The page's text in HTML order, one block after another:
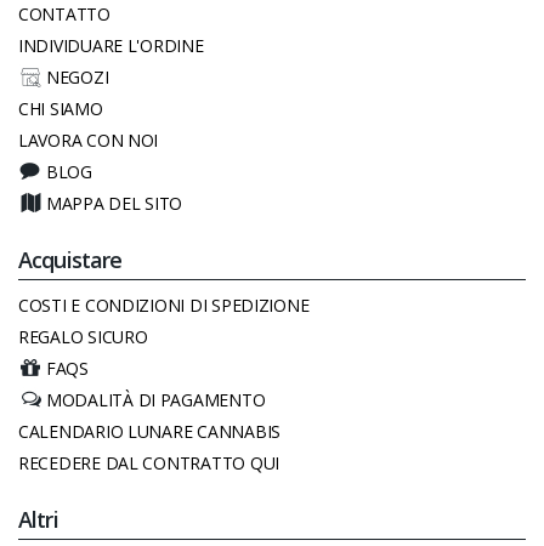
CONTATTO
INDIVIDUARE L'ORDINE
NEGOZI
CHI SIAMO
LAVORA CON NOI
BLOG
MAPPA DEL SITO
Acquistare
COSTI E CONDIZIONI DI SPEDIZIONE
REGALO SICURO
FAQS
MODALITÀ DI PAGAMENTO
CALENDARIO LUNARE CANNABIS
RECEDERE DAL CONTRATTO QUI
Altri